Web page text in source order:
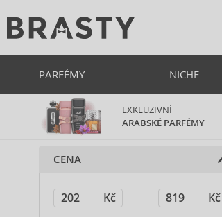
PARFÉMY NICHE
EXKLUZIVNÍ
ARABSKÉ PARFÉMY
CENA